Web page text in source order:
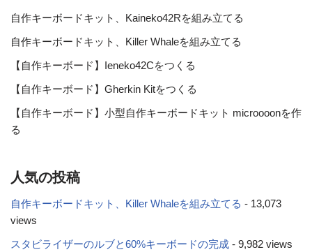
自作キーボードキット、Kaineko42Rを組み立てる
自作キーボードキット、Killer Whaleを組み立てる
【自作キーボード】Ieneko42Cをつくる
【自作キーボード】Gherkin Kitをつくる
【自作キーボード】小型自作キーボードキット microooonを作
る
人気の投稿
自作キーボードキット、Killer Whaleを組み立てる - 13,073
views
スタビライザーのルブと60%キーボードの完成 - 9,982 views